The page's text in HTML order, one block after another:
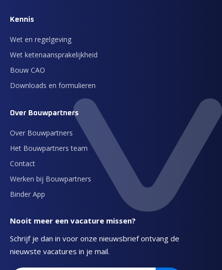
Kennis
Wet en regelgeving
Wet ketenaansprakelijkheid
Bouw CAO
Downloads en formulieren
Over Bouwpartners
Over Bouwpartners
Het Bouwpartners team
Contact
Werken bij Bouwpartners
Binder App
Nooit meer een vacature missen?
Schrijf je dan in voor onze nieuwsbrief ontvang de
nieuwste vacatures in je mail.